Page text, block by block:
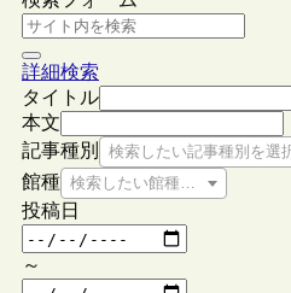
詳細検索
タイトル
本文
記事種別
検索したい記事種別を選
館種 検索したい館種を選択してくだ
投稿日
～